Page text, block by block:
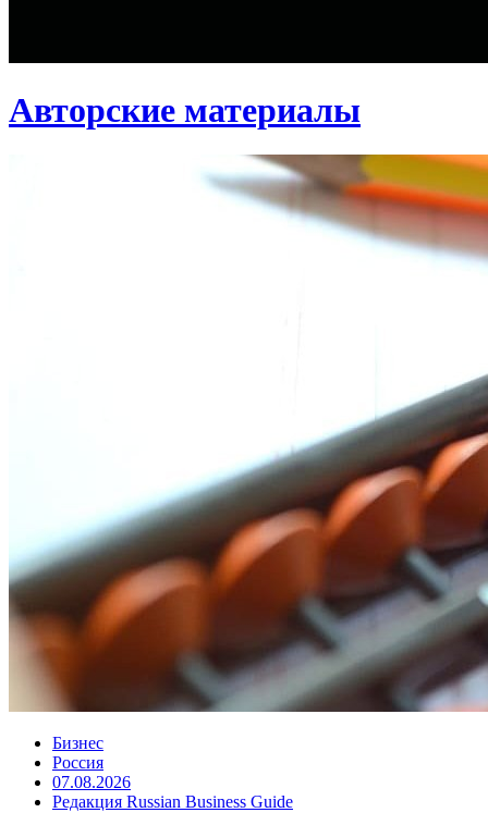
Авторские материалы
Бизнес
Россия
07.08.2026
Редакция Russian Business Guide